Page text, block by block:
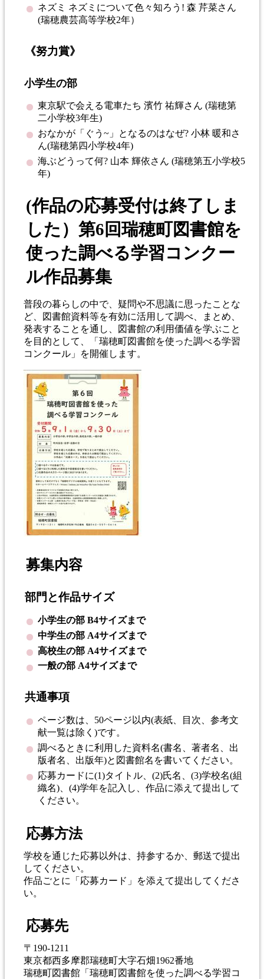
ネズミ ネズミについて色々知ろう! 森 芹菜さん
(瑞穂農芸高等学校2年）
《努力賞》
小学生の部
東京駅で会える電車たち 濱竹 祐輝さん (瑞穂第
二小学校3年生)
おなかが「ぐう~」となるのはなぜ? 小林 暖和さ
ん(瑞穂第四小学校4年)
海ぶどうって何? 山本 輝依さん (瑞穂第五小学校5
年)
(作品の応募受付は終了しま
した）第6回瑞穂町図書館を
使った調べる学習コンクー
ル作品募集
普段の暮らしの中で、疑問や不思議に思ったことな
ど、図書館資料等を有効に活用して調べ、まとめ、
発表することを通し、図書館の利用価値を学ぶこと
を目的として、「瑞穂町図書館を使った調べる学習
コンクール」を開催します。
募集内容
部門と作品サイズ
小学生の部 B4サイズまで
中学生の部 A4サイズまで
高校生の部 A4サイズまで
一般の部 A4サイズまで
共通事項
ページ数は、50ページ以内(表紙、目次、参考文
献一覧は除く)です。
調べるときに利用した資料名(書名、著者名、出
版者名、出版年)と図書館名を書いてください。
応募カードに(1)タイトル、(2)氏名、(3)学校名(組
織名)、(4)学年を記入し、作品に添えて提出して
ください。
応募方法
学校を通じた応募以外は、持参するか、郵送で提出
してください。
作品ごとに「応募カード」を添えて提出してくださ
い。
応募先
〒190-1211
東京都西多摩郡瑞穂町大字石畑1962番地
瑞穂町図書館「瑞穂町図書館を使った調べる学習コ